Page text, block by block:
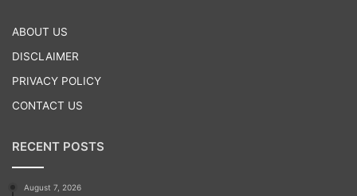
ABOUT US
DISCLAIMER
PRIVACY POLICY
CONTACT US
RECENT POSTS
August 7, 2026